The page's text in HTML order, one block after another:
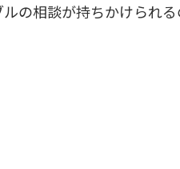
の相談が持ちかけられる